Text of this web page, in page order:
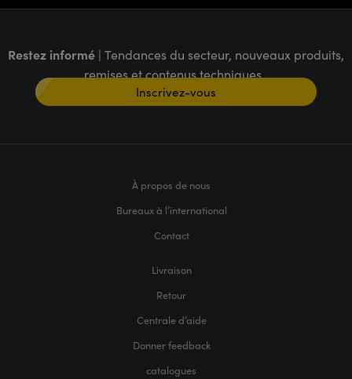
Restez informé | Tendances du secteur, nouveaux produits,
remises et contenus techniques
Inscrivez-vous
À propos de nous
Bureaux à l’international
Contact
Livraison
Retour
Centrale d’aide
Donner feedback
catalogues